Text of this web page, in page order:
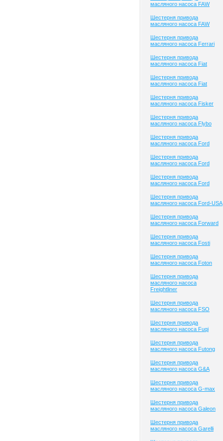
масляного насоса FAW
Шестерня привода
масляного насоса FAW
Шестерня привода
масляного насоса Ferrari
Шестерня привода
масляного насоса Fiat
Шестерня привода
масляного насоса Fiat
Шестерня привода
масляного насоса Fisker
Шестерня привода
масляного насоса Flybo
Шестерня привода
масляного насоса Ford
Шестерня привода
масляного насоса Ford
Шестерня привода
масляного насоса Ford
Шестерня привода
масляного насоса Ford-USA
Шестерня привода
масляного насоса Forward
Шестерня привода
масляного насоса Fosti
Шестерня привода
масляного насоса Foton
Шестерня привода
масляного насоса
Freightliner
Шестерня привода
масляного насоса FSO
Шестерня привода
масляного насоса Fuqi
Шестерня привода
масляного насоса Futong
Шестерня привода
масляного насоса G&A
Шестерня привода
масляного насоса G-max
Шестерня привода
масляного насоса Galeon
Шестерня привода
масляного насоса Garelli